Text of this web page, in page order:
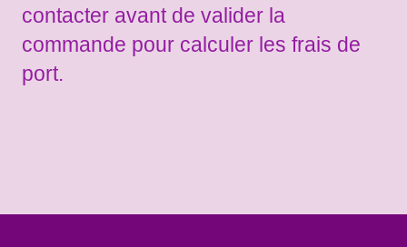
contacter avant de valider la
commande pour calculer les frais de
port.